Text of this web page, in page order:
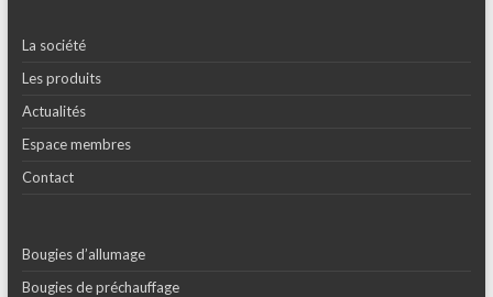
La société
Les produits
Actualités
Espace membres
Contact
Bougies d’allumage
Bougies de préchauffage